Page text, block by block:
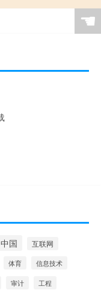
☚
中国
互联网
体育 信息技术
审计 工程